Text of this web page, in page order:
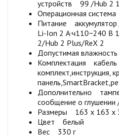
устройств 99 /Hub 2
Операционная
Питание аккумулятор
Li-Ion 2 А·ч110−240 В
2/Hub 2 Plus/ReX 2
Допустимая
Комплектация кабель
комплект,инструкция,
Дополнительно
сообщение о глушении
Размеры 163 х 163 х
Цвет белый
Вес 330 г